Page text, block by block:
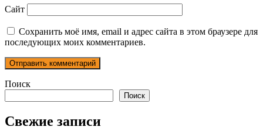
Сайт
Сохранить моё имя, email и адрес сайта в этом браузере для
последующих моих комментариев.
Поиск
Поиск
Свежие записи